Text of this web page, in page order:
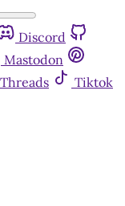
Discord
Mastodon
Threads
Tiktok